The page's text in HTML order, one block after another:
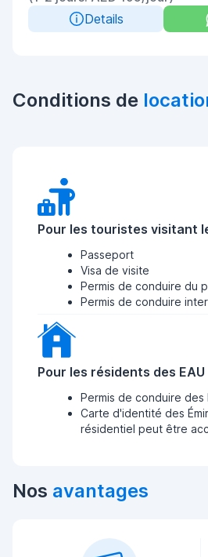
Details
Conditions de
Pour les touristes visitant
Passeport
Visa de visite
Permis de conduire du
Permis de conduire
Pour les résidents des EAU
Permis de conduire des
Carte d'identité des
résidentiel peut être
Nos avantages